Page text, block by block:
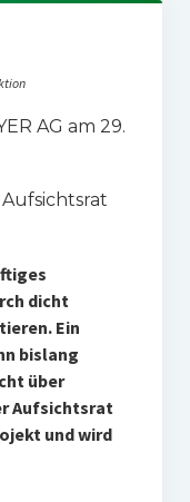
AG am 29.
dicht
Ein
bislang
über
Aufsichtsrat
und wird